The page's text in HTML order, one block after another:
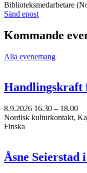
Biblioteks­medarbetare
Sänd epostSänd
Kommande
Alla evenemang
Handlingskraft
8.9.2026 16.30 – 18.00
Nordisk kulturkontakt,
Finska
Åsne